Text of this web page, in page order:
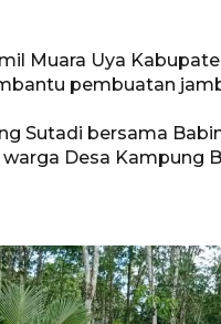
Muara Uya
pembuatan
Sutadi bersama
Desa Kampung